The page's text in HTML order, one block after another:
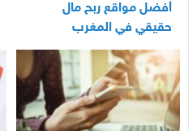
أفضل مواقع ربح مال
حقيقي في المغرب